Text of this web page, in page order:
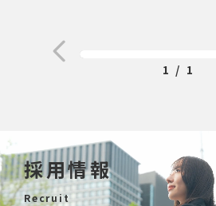
1 / 1
採用情報
Recruit